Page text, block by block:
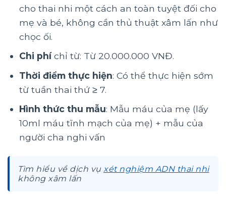
cho thai nhi một cách an toàn tuyệt đối cho
mẹ và bé, không cần thủ thuật xâm lấn như
chọc ối.
Chi phíchỉ từ: Từ 20.000.000 VNĐ.
Thời điểm thực hiện: Có thể thực hiện sớm
từ tuần thai thứ ≥ 7.
Hình thức thu mẫu: Mẫu máu của mẹ (lấy
10ml máu tĩnh mạch của mẹ) + mẫu của
người cha nghi vấn
Tìm hiểu về dịch vụ xét nghiệm ADN thai nhi
không xâm lấn